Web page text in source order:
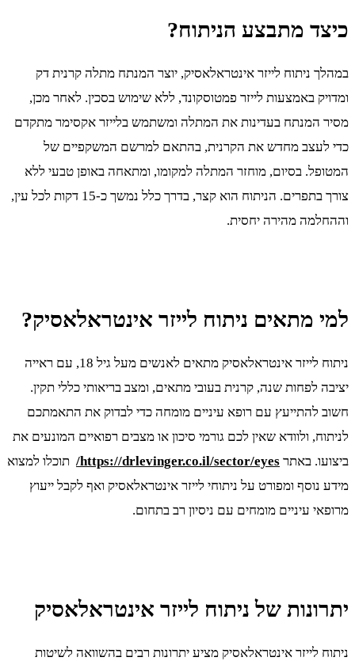
כיצד מתבצע הניתוח?
במהלך ניתוח לייזר אינטראלאסיק, יוצר המנתח מתלה קרנית דק
ומדויק באמצעות לייזר פמטוסקונד, ללא שימוש בסכין. לאחר מכן,
מסיר המנתח בעדינות את המתלה ומשתמש בלייזר אקסימר מתקדם
כדי לעצב מחדש את הקרנית, בהתאם למרשם המשקפיים של
המטופל. בסיום, מוחזר המתלה למקומו, ומתאחה באופן טבעי ללא
צורך בתפרים. הניתוח הוא קצר, בדרך כלל נמשך כ-15 דקות לכל עין,
וההחלמה מהירה יחסית.
למי מתאים ניתוח לייזר אינטראלאסיק?
ניתוח לייזר אינטראלאסיק מתאים לאנשים מעל גיל 18, עם ראייה
יציבה לפחות שנה, קרנית בעובי מתאים, ומצב בריאותי כללי תקין.
חשוב להתייעץ עם רופא עיניים מומחה כדי לבדוק את התאמתכם
לניתוח, ולוודא שאין לכם גורמי סיכון או מצבים רפואיים המונעים את
ביצועו. באתר https://drlevinger.co.il/sector/eyes/
תוכלו למצוא
מידע נוסף ומפורט על ניתוחי לייזר אינטראלאסיק ואף לקבל ייעוץ
מרופאי עיניים מומחים עם ניסיון רב בתחום.
יתרונות של ניתוח לייזר אינטראלאסיק
ניתוח לייזר אינטראלאסיק מציע יתרונות רבים בהשוואה לשיטות